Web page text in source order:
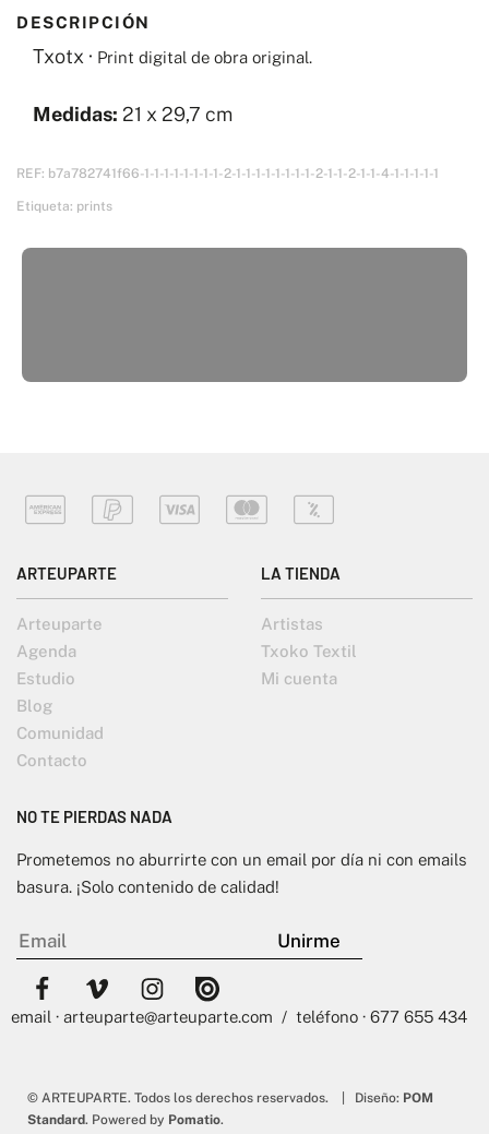
DESCRIPCIÓN
Txotx · Print digital de obra original.
Medidas: 21 x 29,7 cm
REF: b7a782741f66-1-1-1-1-1-1-1-1-2-1-1-1-1-1-1-1-1-2-1-1-2-1-1-4-1-1-1-1-1
Etiqueta: prints
ARTEUPARTE
Arteuparte
Agenda
Estudio
Blog
Comunidad
Contacto
LA TIENDA
Artistas
Txoko Textil
Mi cuenta
NO TE PIERDAS NADA
Prometemos no aburrirte con un email por día ni con emails
basura. ¡Solo contenido de calidad!
email · arteuparte@arteuparte.com / teléfono · 677 655 434
© ARTEUPARTE. Todos los derechos reservados. | Diseño: POM
Standard. Powered by Pomatio.